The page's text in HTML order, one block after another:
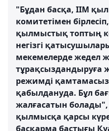
"Бұдан басқа, ІІМ
комитетімен
қылмыстық топтың
негізгі
мекемелерде жедел
тұрақсыздандыруға
режимді
қабылдануда. Бұл
жалғасатын болады",
қылмысқа қарсы
басқарма бастығы